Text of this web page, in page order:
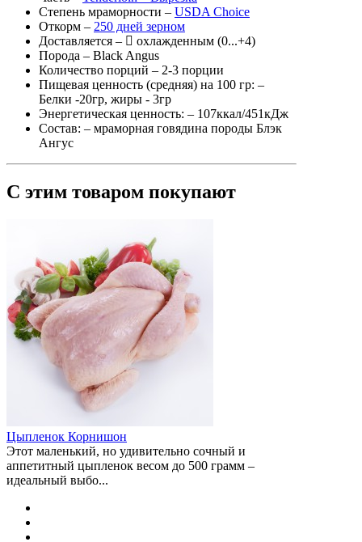
Степень мраморности – USDA Choice
Откорм – 250 дней зерном
Доставляется –
охлажденным (0...+4)
Порода – Black Angus
Количество порций – 2-3 порции
Пищевая ценность (средняя) на 100 гр: –
Белки -20гр, жиры - 3гр
Энергетическая ценность: – 107ккал/451кДж
Состав: – мраморная говядина породы Блэк
Ангус
С этим товаром покупают
Цыпленок Корнишон
Этот маленький, но удивительно сочный и
аппетитный цыпленок весом до 500 грамм –
идеальный выбо...